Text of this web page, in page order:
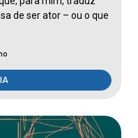
de ser ator – ou o que